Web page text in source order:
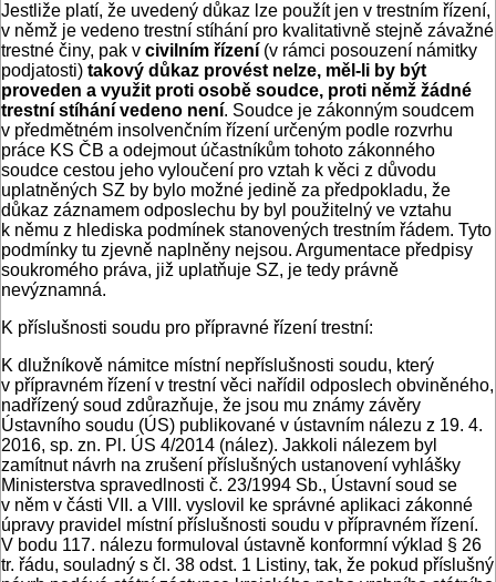
Jestliže platí, že uvedený důkaz lze použít jen v trestním řízení,
v němž je vedeno trestní stíhání pro kvalitativně stejně závažné
trestné činy, pak v civilním řízení (v rámci posouzení námitky
podjatosti) takový důkaz provést nelze, měl-li by být
proveden a využit proti osobě soudce, proti němž žádné
trestní stíhání vedeno není. Soudce je zákonným soudcem
v předmětném insolvenčním řízení určeným podle rozvrhu
práce KS ČB a odejmout účastníkům tohoto zákonného
soudce cestou jeho vyloučení pro vztah k věci z důvodu
uplatněných SZ by bylo možné jedině za předpokladu, že
důkaz záznamem odposlechu by byl použitelný ve vztahu
k němu z hlediska podmínek stanovených trestním řádem. Tyto
podmínky tu zjevně naplněny nejsou. Argumentace předpisy
soukromého práva, již uplatňuje SZ, je tedy právně
nevýznamná.
K příslušnosti soudu pro přípravné řízení trestní:
K dlužníkově námitce místní nepříslušnosti soudu, který
v přípravném řízení v trestní věci nařídil odposlech obviněného,
nadřízený soud zdůrazňuje, že jsou mu známy závěry
Ústavního soudu (ÚS) publikované v ústavním nálezu z 19. 4.
2016, sp. zn. Pl. ÚS 4/2014 (nález). Jakkoli nálezem byl
zamítnut návrh na zrušení příslušných ustanovení vyhlášky
Ministerstva spravedlnosti č. 23/1994 Sb., Ústavní soud se
v něm v části VII. a VIII. vyslovil ke správné aplikaci zákonné
úpravy pravidel místní příslušnosti soudu v přípravném řízení.
V bodu 117. nálezu formuloval ústavně konformní výklad § 26
tr. řádu, souladný s čl. 38 odst. 1 Listiny, tak, že pokud příslušný